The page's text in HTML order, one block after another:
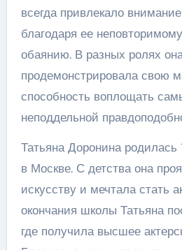
всегда привлекало
благодаря ее
обаянию. В разных ролях
продемонстрировала свою
способность воплощать
неподдельной
Татьяна Доронина родилась
в Москве. С детства она
искусству и мечтала стать
окончания школы Татьяна
где получила высшее